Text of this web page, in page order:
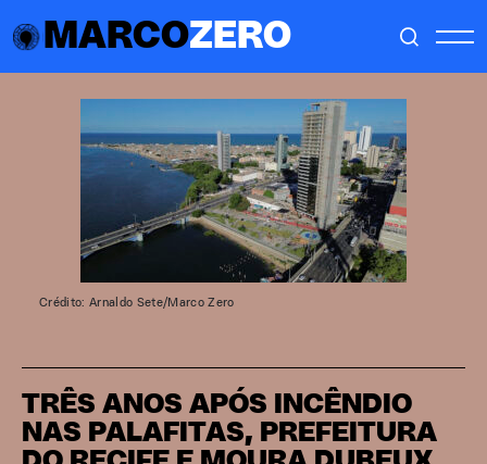
MARCOZERO
TRÊS ANOS APÓS INCÊNDIO
NAS PALAFITAS, PREFEITURA
Crédito: Arnaldo Sete/Marco Zero